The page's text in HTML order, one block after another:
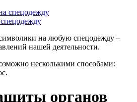
на любую спецодежду –
нашей деятельности.
несколькими способами:
органов